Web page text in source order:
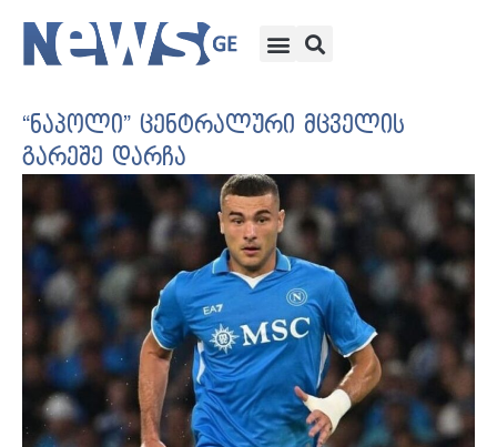
“ნაპოლი” ცენტრალური მცველის
გარეშე დარჩა